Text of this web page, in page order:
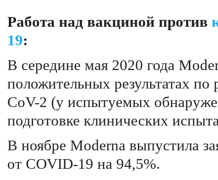
Работа над вакциной против
19:
В середине мая 2020 года
положительных результатах
CoV-2 (у испытуемых
подготовке клинических
В ноябре Moderna выпустила
от COVID-19 на 94,5%.